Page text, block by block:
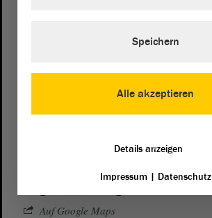
Landtagvon Sachsen-Anhalt
Auf Google Maps
Alle akzeptieren
Speichern
Details anzeigen
Impressum| Datenschutz